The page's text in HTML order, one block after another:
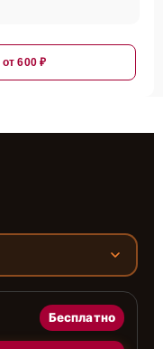
от 600 ₽
Бесплатно